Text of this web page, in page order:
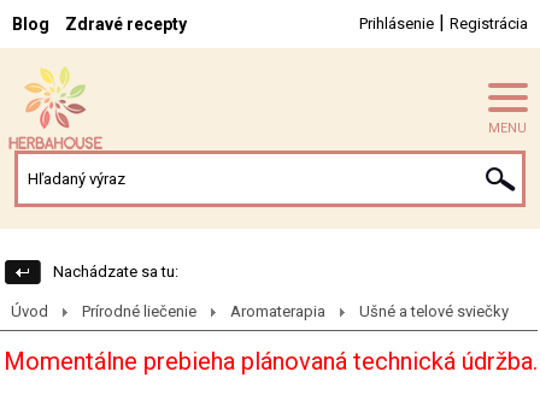
Blog Zdravé recepty Prihlásenie | Registrácia
MENU
Nachádzate sa tu:
Úvod Prírodné liečenie Aromaterapia Ušné a telové sviečky
Momentálne prebieha plánovaná technická údržba.